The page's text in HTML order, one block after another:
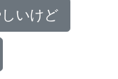
いけど